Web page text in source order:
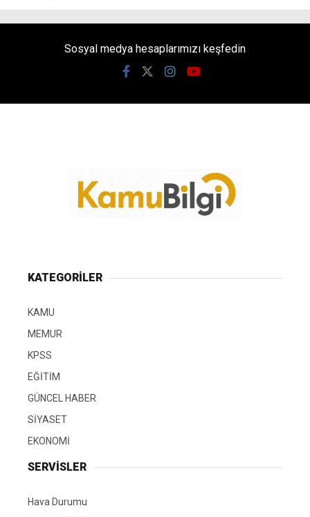
Sosyal medya hesaplarımızı keşfedin
KATEGORİLER
KAMU
MEMUR
KPSS
EĞİTİM
GÜNCEL HABER
SİYASET
EKONOMİ
SERVİSLER
Hava Durumu